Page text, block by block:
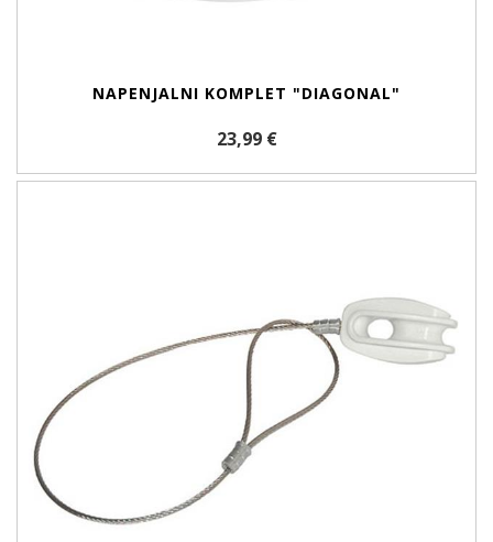
NAPENJALNI KOMPLET "DIAGONAL"
23,99 €